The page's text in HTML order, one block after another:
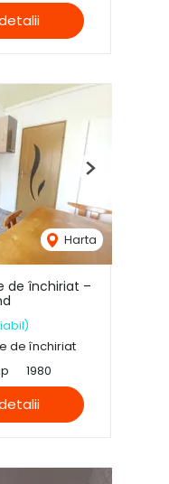
Harta
Next
de închiriat –
de închiriat
1980